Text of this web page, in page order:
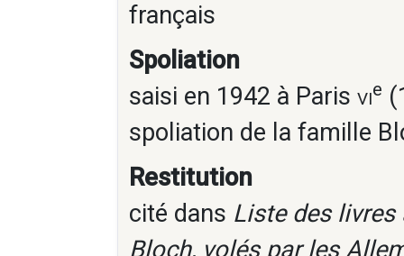
français
Spoliation
saisi en 1942 à Paris vie
spoliation de la famille
Restitution
cité dans Liste des
Bloch, volés par les